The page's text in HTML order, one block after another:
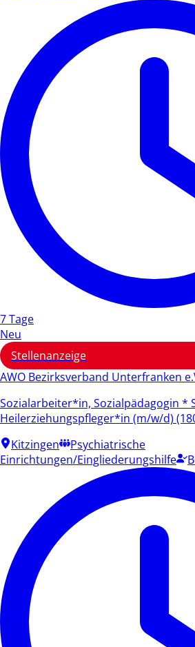
7 Tage
Neu
Stellenanzeige
AWO Bezirksverband Unterfranken
Sozialarbeiter*in, Sozialpädagogin *
Heilerziehungspfleger*in (m/w/d)
Kitzingen
Psychiatrische
Einrichtungen/Eingliederungshilfe